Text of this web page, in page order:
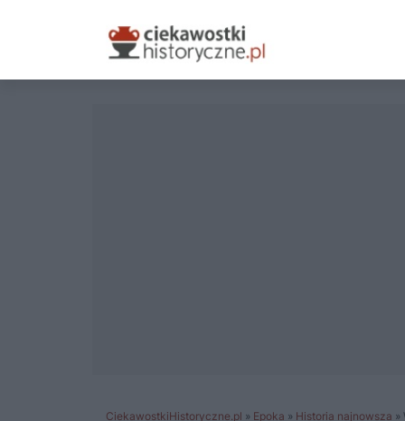
CiekawostkiHistoryczne.pl » Epoka » Historia najnowsza »